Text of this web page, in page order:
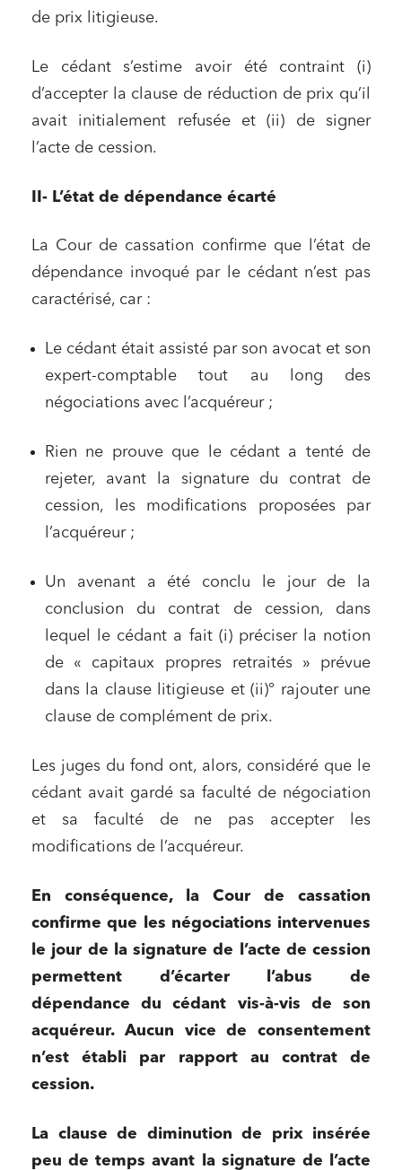
de prix litigieuse.
Le cédant s’estime avoir été contraint (i)
d’accepter la clause de réduction de prix qu’il
avait initialement refusée et (ii) de signer
l’acte de cession.
II- L’état de dépendance écarté
La Cour de cassation confirme que l’état de
dépendance invoqué par le cédant n’est pas
caractérisé, car :
Le cédant était assisté par son avocat et son
expert-comptable tout au long des
négociations avec l’acquéreur ;
Rien ne prouve que le cédant a tenté de
rejeter, avant la signature du contrat de
cession, les modifications proposées par
l’acquéreur ;
Un avenant a été conclu le jour de la
conclusion du contrat de cession, dans
lequel le cédant a fait (i) préciser la notion
de « capitaux propres retraités » prévue
dans la clause litigieuse et (ii)° rajouter une
clause de complément de prix.
Les juges du fond ont, alors, considéré que le
cédant avait gardé sa faculté de négociation
et sa faculté de ne pas accepter les
modifications de l’acquéreur.
En conséquence, la Cour de cassation
confirme que les négociations intervenues
le jour de la signature de l’acte de cession
permettent d’écarter l’abus de
dépendance du cédant vis-à-vis de son
acquéreur. Aucun vice de consentement
n’est établi par rapport au contrat de
cession.
La clause de diminution de prix insérée
peu de temps avant la signature de l’acte
Relations commerciales et contrats
Associations et acteurs de l’économie sociale et
solidaire
Entreprises du numérique
Établissements financiers